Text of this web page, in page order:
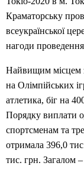
Краматорську
всеукраїнської
нагоди
Найвищим місцем
на Олімпійських
атлетика, біг на
Порядку виплати
спортсменам та
отримала 396,0
тис. грн. Загалом